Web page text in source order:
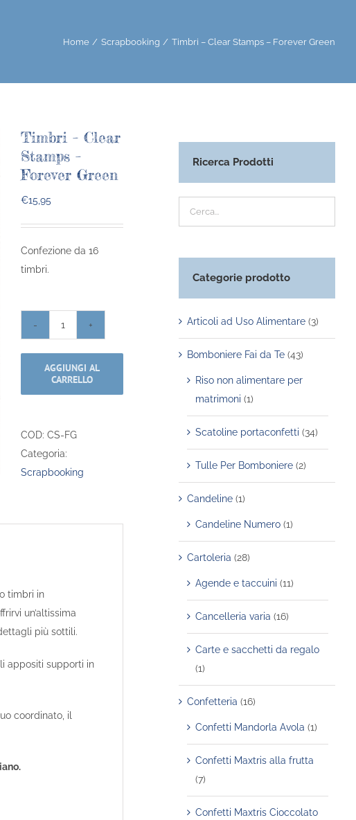
Home Scrapbooking Timbri – Clear Stamps – Forever Green
Timbri – Clear
Stamps –
Forever Green
€15,95
Confezione da 16
timbri.
-
Clear
AGGIUNGI AL
CARRELLO
COD: CS-FG
Categoria:
Scrapbooking
timbri in
un’altissima
più sottili.
appositi supporti in
coordinato, il
Ricerca Prodotti
Categorie prodotto
Articoli ad Uso Alimentare (3)
Bomboniere Fai da Te (43)
Riso non alimentare per
matrimoni (1)
Scatoline portaconfetti (34)
Tulle Per Bomboniere (2)
Candeline (1)
Candeline Numero (1)
Cartoleria (28)
Agende e taccuini (11)
Cancelleria varia (16)
Carte e sacchetti da regalo
(1)
Confetteria (16)
Confetti Mandorla Avola (1)
Confetti Maxtris alla frutta
(7)
Confetti Maxtris Cioccolato